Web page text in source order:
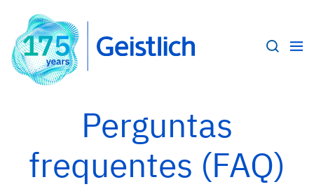
Perguntas
frequentes (FAQ)